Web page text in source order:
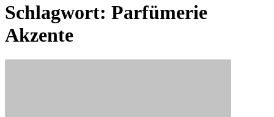
Schlagwort: Parfümerie
Akzente